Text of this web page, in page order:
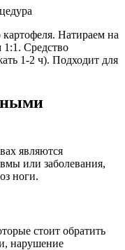
Натираем на
1:1. Средство
1-2 ч). Подходит для
являются
или заболевания,
ноги.
стоит обратить
нарушение